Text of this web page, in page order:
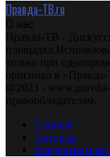
Правда-ТВ.ru
О нас
Правда-ТВ -
только при
оригинал в «Правда-
@2023 -
правообладателям.
Главная
Авторам
Владельцам